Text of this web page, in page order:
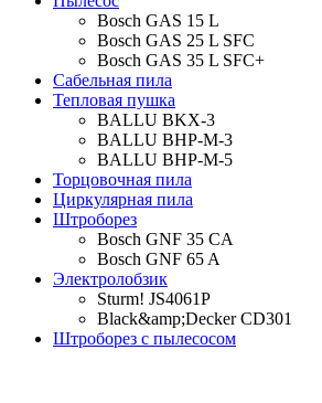
Bosch GAS 15 L
Bosch GAS 25 L SFC
Bosch GAS 35 L SFC+
Сабельная пила
Тепловая пушка
BALLU BKX-3
BALLU BHP-M-3
BALLU BHP-M-5
Торцовочная пила
Циркулярная пила
Штроборез
Bosch GNF 35 CA
Bosch GNF 65 A
Электролобзик
Sturm! JS4061P
Black&amp;Decker CD301
Штроборез с пылесосом